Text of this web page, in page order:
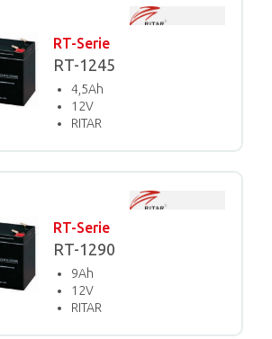
RT-Serie
RT-1245
4,5Ah
12V
RITAR
RT-Serie
RT-1290
9Ah
12V
RITAR